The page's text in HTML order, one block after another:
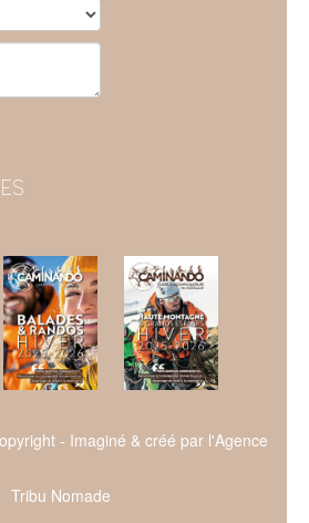
- Imaginé & créé par l'Agence
Tribu Nomade